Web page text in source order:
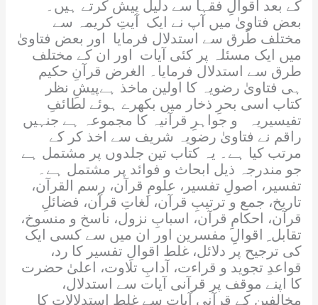
کے بعد اقوالِ فقہا سے دلیل پیش کرتے ہیں۔
بعض فتاویٰ میں آپ نے ایک آیتِ کریمہ سے
مختلف طُرق سے استدلال فرمایا اور بعض فتاویٰ
میں ایک مسئلہ پر کئی آیات اور ان کے مختلف
طرق سے استدلال فرمایا۔ الغرض قرآنِ حکیم
ہی فتاویٰ رضویہ کا اولین ماخذ ہےپیشِ نظر
کتاب اسی بحرِ ذخار میں بکھرے ہوئے لطائفِ
تفیسیریہ و جواہرِ قرآنیہ کا مجموعہ ہے جنہیں
راقم نے فتاویٰ رضویہ شریف سے اخذ کر کے
مرتب کیا ہے۔ یہ کتاب تین جلدوں پر مشتمل ہے
جو مندرجہ ذیل ابحاث و فوائد پر مشتمل ہے۔
تفسیر، اصولِ تفسیر، علومِ قرآن، رسم القرآن،
تاریخ، جمع و ترتیبِ قرآن، لغاتِ قرآن، فضائلِ
قرآن، احکامِ قرآن، اسبابِ نزول، ناسخ و منسوخ،
تقابل ِ اقوالِ مفسرین اور ان میں سے کسی ایک
کی ترجیح پر دلائل، غلط اقوالِ تفسیر کا رد،
قواعدِ تجوید و قراءت، آدابِ تلاوت، اعلیٰ حضرت
کا اپنے موقف پر قرآنی آیات سے استدلال،
مخالفین کے قرآنی آیات سے غلط استدلالات کا